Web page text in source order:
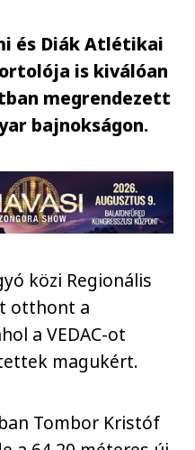
és Diák Atlétikai
is kiválóan
megrendezett
bajnokságon.
közi Regionális
otthont a
a VEDAC-ot
magukért.
Tombor Kristóf